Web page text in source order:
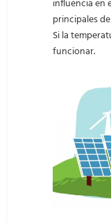
influencia en
principales
Si la
funcionar.